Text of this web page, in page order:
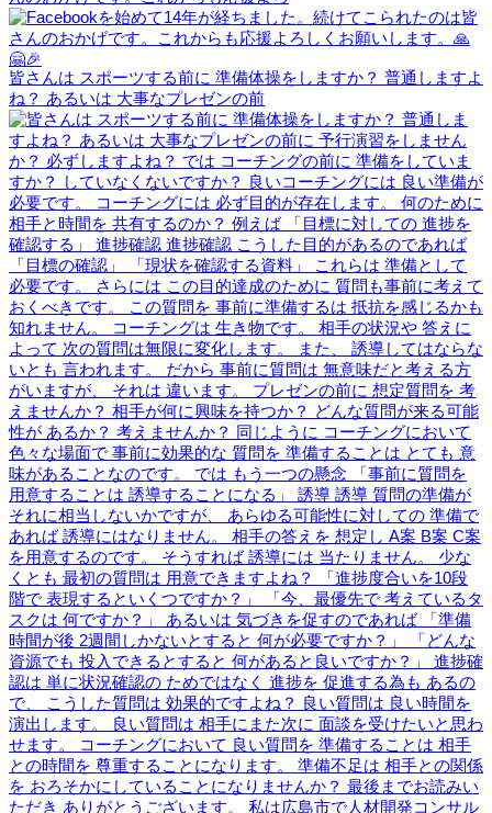
皆さんは スポーツする前に 準備体操をしますか？ 普通しますよ
ね？ あるいは 大事なプレゼンの前